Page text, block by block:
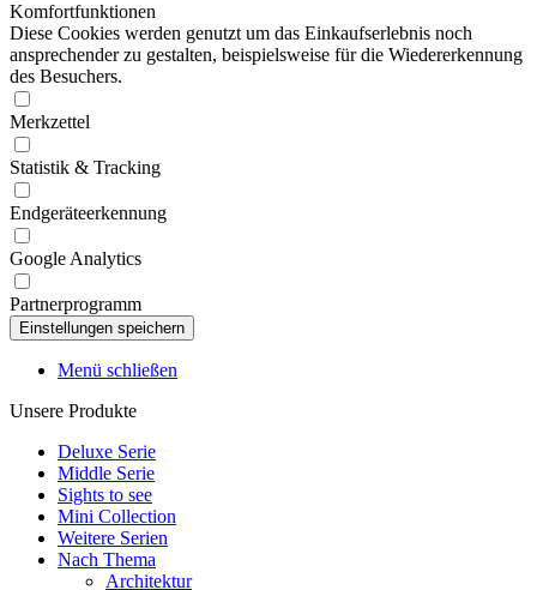
Komfortfunktionen
Diese Cookies werden genutzt um das Einkaufserlebnis noch
ansprechender zu gestalten, beispielsweise für die Wiedererkennung
des Besuchers.
Merkzettel
Statistik & Tracking
Endgeräteerkennung
Google Analytics
Partnerprogramm
Menü schließen
Unsere Produkte
Deluxe Serie
Middle Serie
Sights to see
Mini Collection
Weitere Serien
Nach Thema
Architektur